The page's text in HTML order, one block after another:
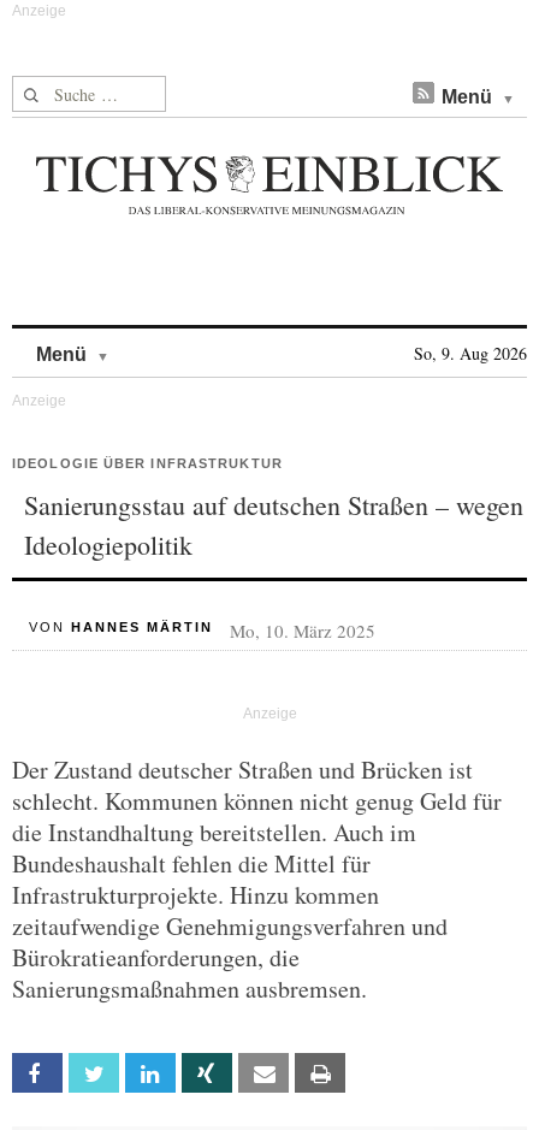
Suche nach: Menü
Menü So, 9. Aug 2026
IDEOLOGIE ÜBER INFRASTRUKTUR
Sanierungsstau auf deutschen Straßen – wegen
Ideologiepolitik
VON HANNES MÄRTIN Mo, 10. März 2025
Der Zustand deutscher Straßen und Brücken ist
schlecht. Kommunen können nicht genug Geld für
die Instandhaltung bereitstellen. Auch im
Bundeshaushalt fehlen die Mittel für
Infrastrukturprojekte. Hinzu kommen
zeitaufwendige Genehmigungsverfahren und
Bürokratieanforderungen, die
Sanierungsmaßnahmen ausbremsen.
Facebook Twitter Linkedin Xing Email